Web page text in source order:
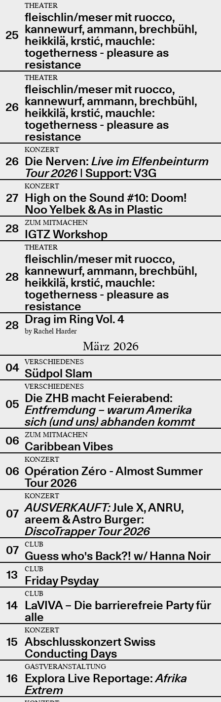
25
THEATER
fleischlin/meser mit ruocco,
kannewurf, ammann, brechbühl,
heikkilä, krstić, mauchle:
togetherness - pleasure as
resistance
26
THEATER
fleischlin/meser mit ruocco,
kannewurf, ammann, brechbühl,
heikkilä, krstić, mauchle:
togetherness - pleasure as
resistance
26
KONZERT
Die Nerven: Live im Elfenbeinturm
Tour 2026| Support: V3G
27
KONZERT
High on the Sound #10: Doom!
Noo Yelbek & As in Plastic
28
ZUM MITMACHEN
IGTZ Workshop
28
THEATER
fleischlin/meser mit ruocco,
kannewurf, ammann, brechbühl,
heikkilä, krstić, mauchle:
togetherness - pleasure as
resistance
28 Drag im Ring Vol. 4
by Rachel Harder
März 2026
04 VERSCHIEDENES
Südpol Slam
05
VERSCHIEDENES
Die ZHB macht Feierabend:
Entfremdung – warum Amerika
sich (und uns) abhanden kommt
06
ZUM MITMACHEN
Caribbean Vibes
06
KONZERT
Opération Zéro - Almost Summer
Tour 2026
07
KONZERT
AUSVERKAUFT:Jule X, ANRU,
areem & Astro Burger:
DiscoTrapper Tour 2026
07
CLUB
Guess who's Back?! w/ Hanna Noir
13
CLUB
Friday Psyday
14
CLUB
LaVIVA – Die barrierefreie Party für
alle
15
KONZERT
Abschlusskonzert Swiss
Conducting Days
16
GASTVERANSTALTUNG
Explora Live Reportage:Afrika
Extrem